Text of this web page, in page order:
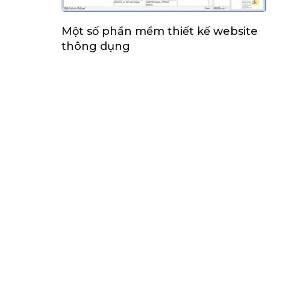
Một số phần mềm thiết kế website
thông dụng